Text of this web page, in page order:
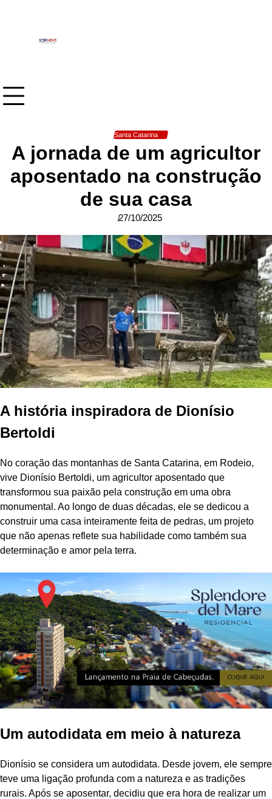
Santa Catarina
A jornada de um agricultor
aposentado na construção
de sua casa
27/10/2025
A história inspiradora de Dionísio
Bertoldi
No coração das montanhas de Santa Catarina, em Rodeio,
vive Dionísio Bertoldi, um agricultor aposentado que
transformou sua paixão pela construção em uma obra
monumental. Ao longo de duas décadas, ele se dedicou a
construir uma casa inteiramente feita de pedras, um projeto
que não apenas reflete sua habilidade como também sua
determinação e amor pela terra.
Um autodidata em meio à natureza
Dionísio se considera um autodidata. Desde jovem, ele sempre
teve uma ligação profunda com a natureza e as tradições
rurais. Após se aposentar, decidiu que era hora de realizar um